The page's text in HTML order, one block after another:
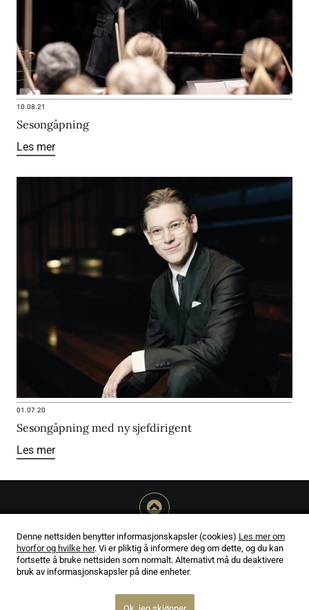
10.08.21
Sesongåpning
Les mer
01.07.20
Sesongåpning med ny sjefdirigent
Les mer
Ansvarlig utgiver Morten Olsen
Mezzo Media AS - Org.nr 981 464 168
Denne nettsiden benytter informasjonskapsler (cookies) Les mer om
hvorfor og hvilke her. Vi er pliktig å informere deg om dette, og du kan
fortsette å bruke nettsiden som normalt. Alternativt må du deaktivere
bruk av informasjonskapsler på dine enheter.